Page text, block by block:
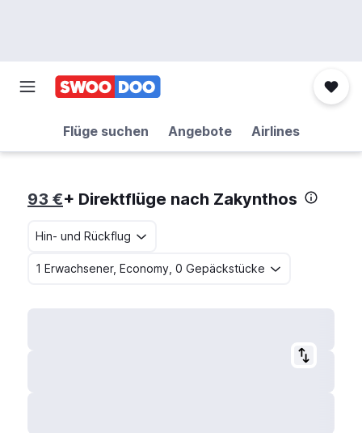
Flüge suchen Angebote Airlines
93 €+ Direktflüge nach Zakynthos
Hin- und Rückflug
1 Erwachsener, Economy, 0 Gepäckstücke